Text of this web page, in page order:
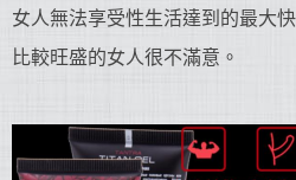
女人無法享受性生活達到的最大
比較旺盛的女人很不滿意。